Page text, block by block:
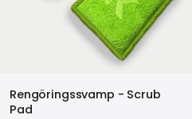
Rengöringssvamp - Scrub
Pad